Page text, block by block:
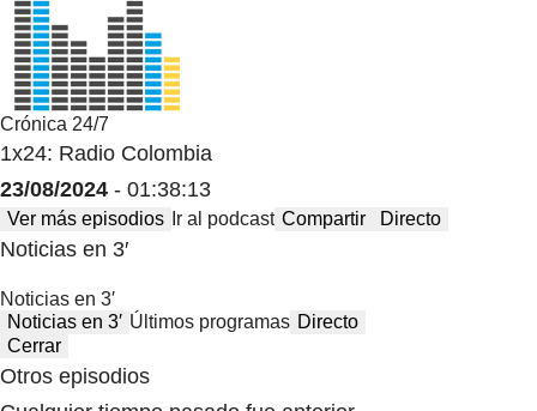
Crónica 24/7
1x24: Radio Colombia
23/08/2024 - 01:38:13
Ver más episodios Ir al podcast Compartir Directo
Noticias en 3′
Noticias en 3′
Noticias en 3′ Últimos programas Directo
Cerrar
Otros episodios